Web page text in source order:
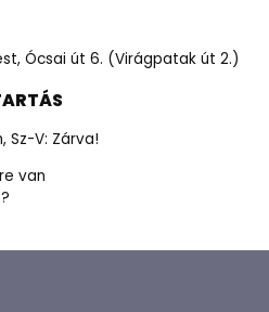
Ócsai út 6. (Virágpatak út 2.)
Sz-V: Zárva!
van